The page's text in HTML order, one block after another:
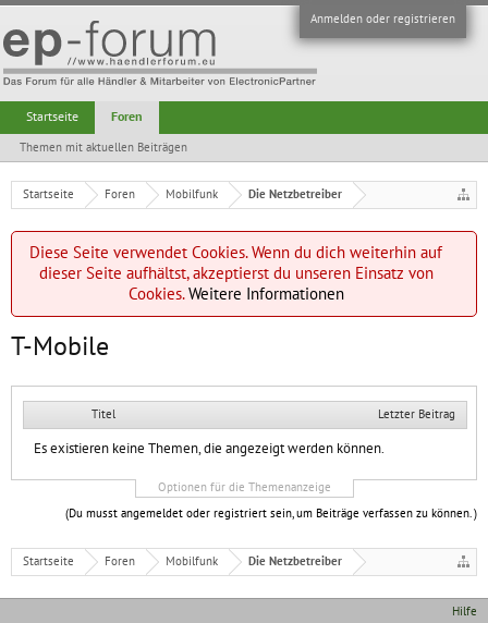
Anmelden oder registrieren
Startseite Foren Mobilfunk Die Netzbetreiber
Diese Seite verwendet Cookies. Wenn du dich weiterhin auf
dieser Seite aufhältst, akzeptierst du unseren Einsatz von
Cookies.Weitere Informationen
T-Mobile
Titel Letzter Beitrag
Es existieren keine Themen, die angezeigt werden können.
Optionen für die Themenanzeige
(Du musst angemeldet oder registriert sein, um Beiträge verfassen zu können. )
Startseite Foren Mobilfunk Die Netzbetreiber
Startseite Foren
Themen mit aktuellen Beiträgen
Hilfe